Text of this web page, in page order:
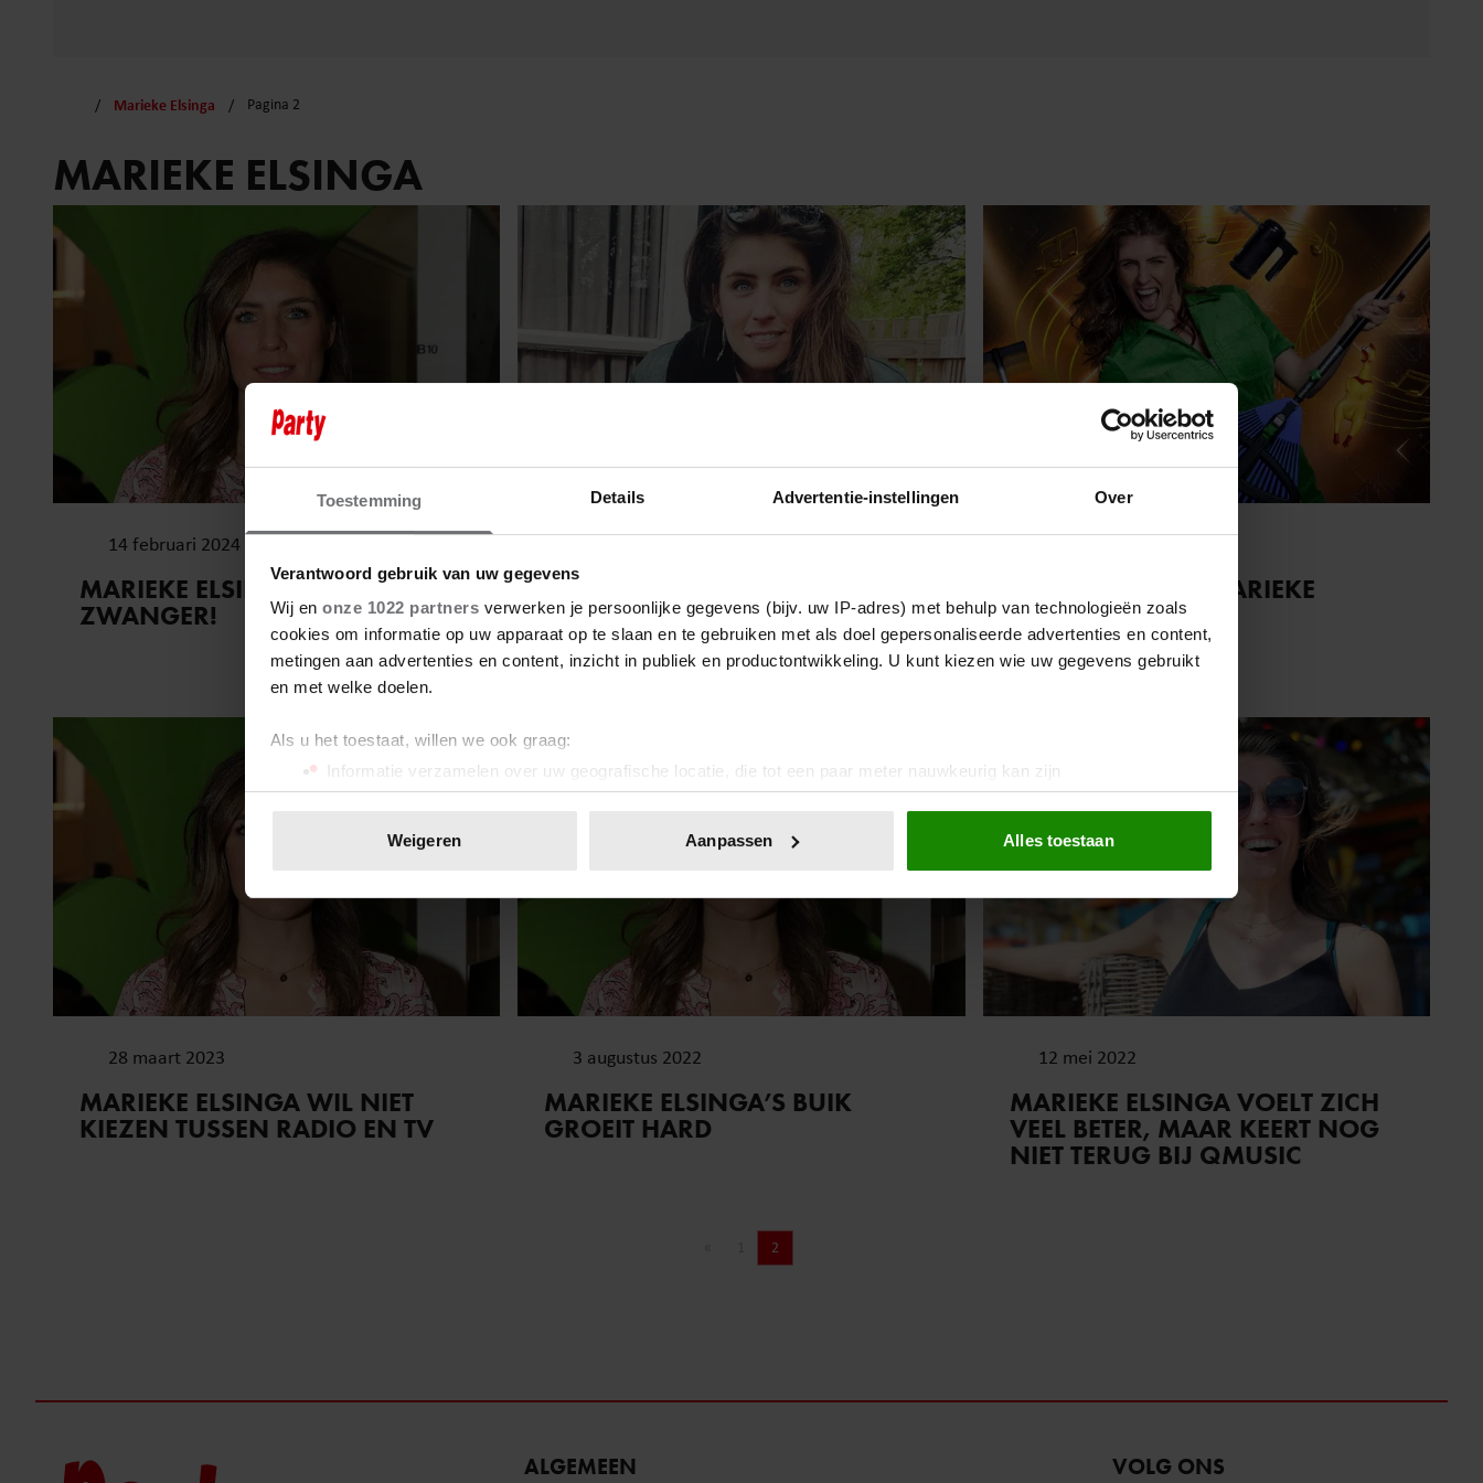
Toestemming Details Advertentie-instellingen Over
Verantwoord gebruik van uw gegevens
Wij en onze 1022 partners verwerken je persoonlijke gegevens (bijv. uw IP-adres) met behulp van technologieën zoals
cookies om informatie op uw apparaat op te slaan en te gebruiken met als doel gepersonaliseerde advertenties en content,
metingen aan advertenties en content, inzicht in publiek en productontwikkeling. U kunt kiezen wie uw gegevens gebruikt
en met welke doelen.
Als u het toestaat, willen we ook graag:
Informatie verzamelen over uw geografische locatie, die tot een paar meter nauwkeurig kan zijn
Uw apparaat identificeren door het actief te scannen op specifieke eigenschappen (fingerprinting)
toestemming op elk moment wijzigen of intrekken in de Cookieverklaring.
We gebruiken cookies om content en advertenties te personaliseren, om functies voor social media te bieden en om ons
websiteverkeer te analyseren. Ook delen we informatie over uw gebruik van onze site met onze partners voor social
media, adverteren en analyse. Deze partners kunnen deze gegevens combineren met andere informatie die u aan ze heeft
verstrekt of die ze hebben verzameld op basis van uw gebruik van hun services. U gaat akkoord met onze cookies als u
onze website blijft gebruiken.
Weigeren Aanpassen Alles toestaan
Marieke Elsinga Pagina 2
MARIEKE ELSINGA
14 februari 2024
MARIEKE ELSINGA WEER
ZWANGER!
21 april 2023
MARIEKE ELSINGA:
ZWANGERSCHAPSJEUK!
17 april 2023
DOMPER VOOR MARIEKE
ELSINGA
28 maart 2023
MARIEKE ELSINGA WIL NIET
KIEZEN TUSSEN RADIO EN TV
3 augustus 2022
MARIEKE ELSINGA’S BUIK
GROEIT HARD
12 mei 2022
MARIEKE ELSINGA VOELT ZICH
VEEL BETER, MAAR KEERT NOG
NIET TERUG BIJ QMUSIC
Vorige pagina
PaginaPagina
2
ALGEMEEN VOLG ONS